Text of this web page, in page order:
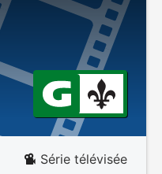
Série télévisée